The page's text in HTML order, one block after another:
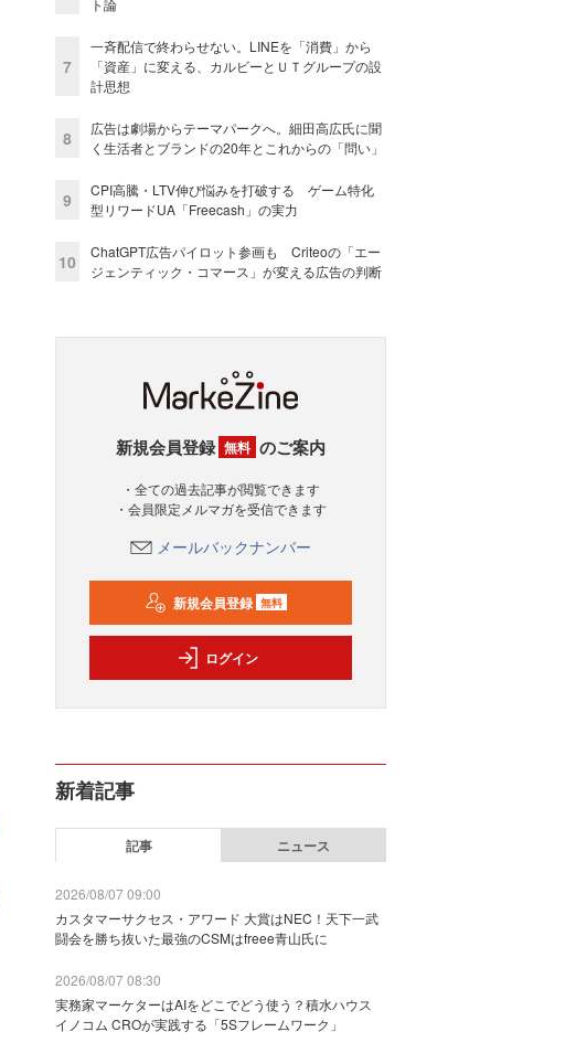
ト論
7
一斉配信で終わらせない。LINEを「消費」から
「資産」に変える、カルビーとＵＴグループの設
計思想
8
広告は劇場からテーマパークへ。細田高広氏に聞
く生活者とブランドの20年とこれからの「問い」
9
CPI高騰・LTV伸び悩みを打破する ゲーム特化
型リワードUA「Freecash」の実力
10
ChatGPT広告パイロット参画も Criteoの「エー
ジェンティック・コマース」が変える広告の判断
新規会員登録 無料 のご案内
・全ての過去記事が閲覧できます
・会員限定メルマガを受信できます
メールバックナンバー
新規会員登録 無料
ログイン
新着記事
記事 ニュース
2026/08/07 09:00
カスタマーサクセス・アワード 大賞はNEC！天下一武
闘会を勝ち抜いた最強のCSMはfreee青山氏に
2026/08/07 08:30
実務家マーケターはAIをどこでどう使う？積水ハウス
イノコム CROが実践する「5Sフレームワーク」